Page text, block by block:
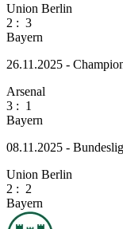
Union Berlin
2 : 3
Bayern
26.11.2025 -
Arsenal
3 : 1
Bayern
08.11.2025 -
Union Berlin
2 : 2
Bayern